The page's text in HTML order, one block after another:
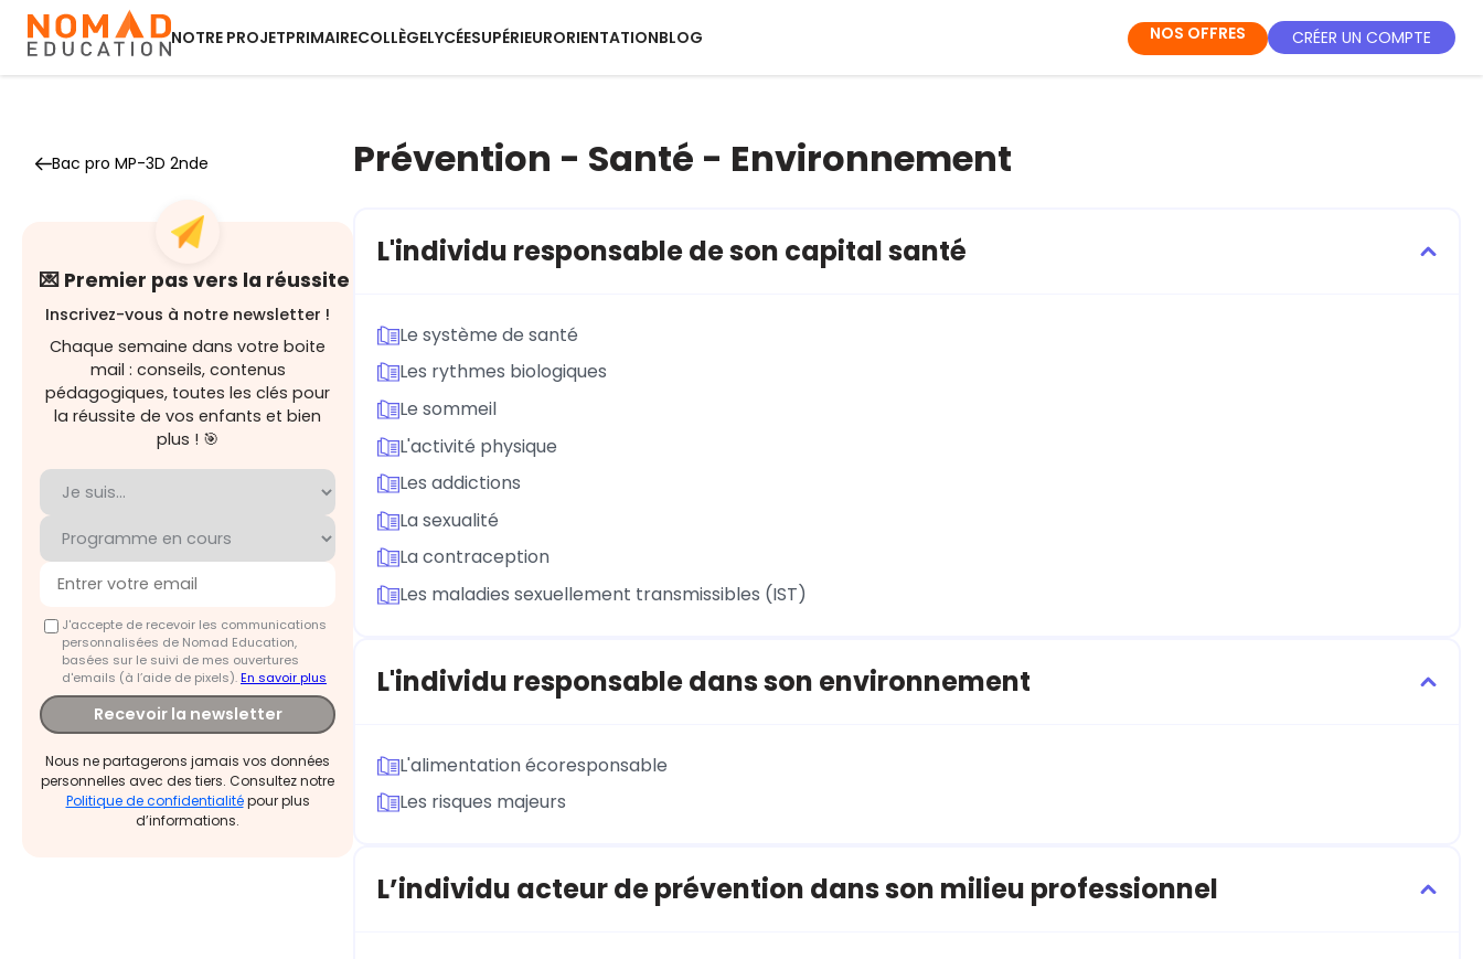
NOTRE PROJETPRIMAIRECOLLÈGELYCÉESUPÉRIEURORIENTATIONBLOG NOS OFFRES CRÉER UN COMPTE
Bac pro MP-3D 2nde
💌 Premier pas vers la réussite
Inscrivez-vous à notre newsletter !
Chaque semaine dans votre boite
mail : conseils, contenus
pédagogiques, toutes les clés pour
la réussite de vos enfants et bien
plus ! 🎯
J'accepte de recevoir les communications
personnalisées de Nomad Education,
basées sur le suivi de mes ouvertures
d'emails (à l’aide de pixels).En savoir plus
Recevoir la newsletter
Nous ne partagerons jamais vos données
personnelles avec des tiers. Consultez notre
Politique de confidentialitépour plus
d’informations.
Prévention - Santé - Environnement
L'individu responsable de son capital santé
Le système de santé
Les rythmes biologiques
Le sommeil
L'activité physique
Les addictions
La sexualité
La contraception
Les maladies sexuellement transmissibles (IST)
L'individu responsable dans son environnement
L'alimentation écoresponsable
Les risques majeurs
L’individu acteur de prévention dans son milieu professionnel